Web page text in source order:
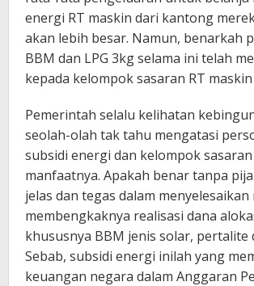
energi RT maskin dari kantong
akan lebih besar. Namun, benarkah
BBM dan LPG 3kg selama ini telah
kepada kelompok sasaran RT
Pemerintah selalu kelihatan
seolah-olah tak tahu mengatasi
subsidi energi dan kelompok
manfaatnya. Apakah benar tanpa
jelas dan tegas dalam menyelesaikan
membengkaknya realisasi dana
khususnya BBM jenis solar, pertalite
Sebab, subsidi energi inilah yang
keuangan negara dalam Anggaran